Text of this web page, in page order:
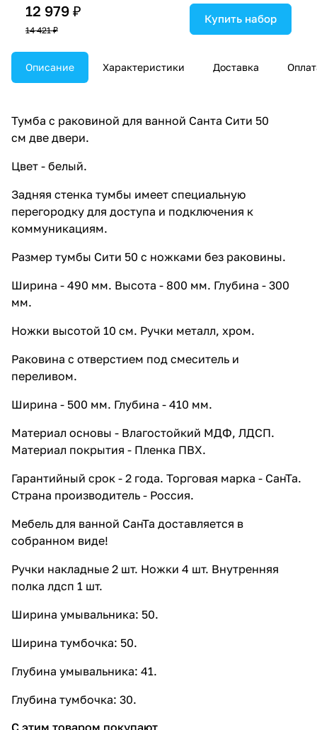
12 979 ₽
14 421 ₽
Купить набор
Описание Характеристики Доставка
Тумба с раковиной для ванной Санта Сити 50
см две двери.
Цвет - белый.
Задняя стенка тумбы имеет специальную
перегородку для доступа и подключения к
коммуникациям.
Размер тумбы Сити 50 с ножками без раковины.
Ширина - 490 мм. Высота - 800 мм. Глубина - 300
мм.
Ножки высотой 10 см. Ручки металл, хром.
Раковина с отверстием под смеситель и
переливом.
Ширина - 500 мм. Глубина - 410 мм.
Материал основы - Влагостойкий МДФ, ЛДСП.
Материал покрытия - Пленка ПВХ.
Гарантийный срок - 2 года. Торговая марка - СанТа.
Страна производитель - Россия.
Мебель для ванной СанТа доставляется в
собранном виде!
Ручки накладные 2 шт. Ножки 4 шт. Внутренняя
полка лдсп 1 шт.
Ширина умывальника: 50.
Ширина тумбочка: 50.
Глубина умывальника: 41.
Глубина тумбочка: 30.
С этим товаром покупают